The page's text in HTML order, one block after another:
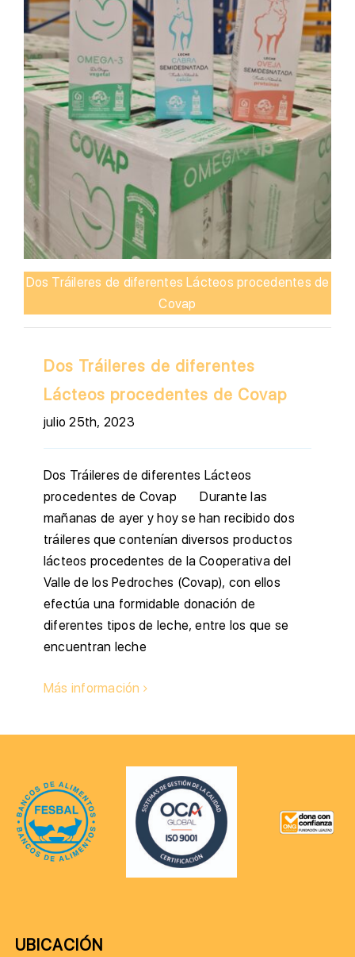
Dos Tráileres de diferentes Lácteos procedentes de
Covap
Dos Tráileres de diferentes
Lácteos procedentes de Covap
julio 25th, 2023
Dos Tráileres de diferentes Lácteos
procedentes de Covap Durante las
mañanas de ayer y hoy se han recibido dos
tráileres que contenían diversos productos
lácteos procedentes de la Cooperativa del
Valle de los Pedroches (Covap), con ellos
efectúa una formidable donación de
diferentes tipos de leche, entre los que se
encuentran leche
Más información
UBICACIÓN